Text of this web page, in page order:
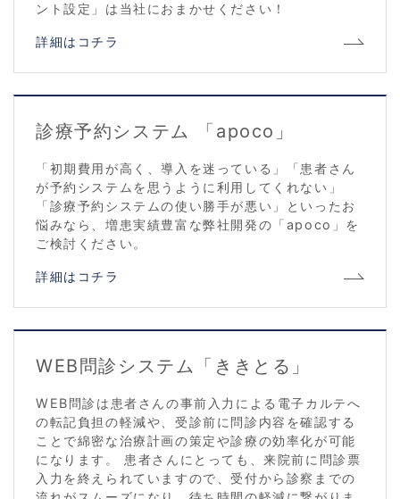
ント設定」は当社におまかせください！
詳細はコチラ
診療予約システム 「apoco」
「初期費用が高く、導入を迷っている」「患者さん
が予約システムを思うように利用してくれない」
「診療予約システムの使い勝手が悪い」といったお
悩みなら、増患実績豊富な弊社開発の「apoco」を
ご検討ください。
詳細はコチラ
WEB問診システム「ききとる」
WEB問診は患者さんの事前入力による電子カルテへ
の転記負担の軽減や、受診前に問診内容を確認する
ことで綿密な治療計画の策定や診療の効率化が可能
になります。 患者さんにとっても、来院前に問診票
入力を終えられていますので、受付から診察までの